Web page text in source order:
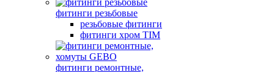
фитинги резьбовые
резьбовые фитинги
фитинги хром TIM
фитинги ремонтные,